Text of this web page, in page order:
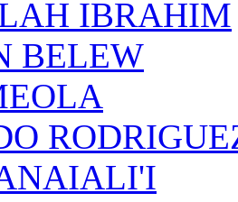
IBRAHIM
BELEW